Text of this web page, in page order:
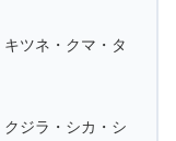
ツネ・クマ・タ
ジラ・シカ・シ